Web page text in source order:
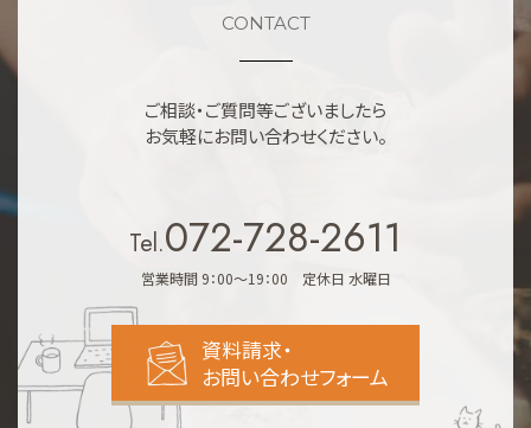
CONTACT
ご相談・ご質問等ございましたら
お気軽にお問い合わせください。
Tel.072-728-2611
営業時間 9：00～19：00 定休日 水曜日
資料請求・
お問い合わせフォーム